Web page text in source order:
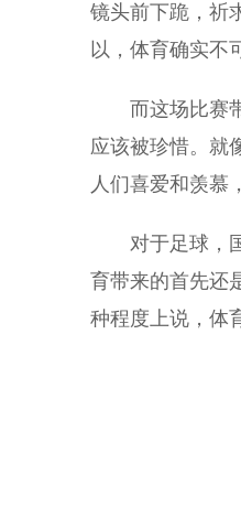
镜头前下跪，祈
以，体育确实不
而这场比赛带
应该被珍惜。就
人们喜爱和羡慕
对于足球，国
育带来的首先还
种程度上说，体